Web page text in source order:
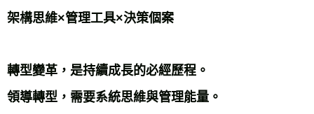
架構思維×管理工具×決策個案
轉型變革，是持續成長的必經歷程。
領導轉型，需要系統思維與管理能量。